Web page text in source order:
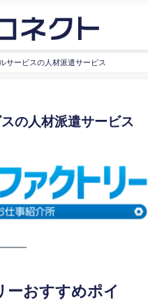
サービスの人材派遣サービス
の人材派遣サービス
ーおすすめポイ